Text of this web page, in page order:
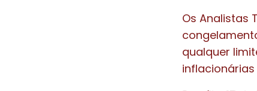
Os Analistas
qualquer